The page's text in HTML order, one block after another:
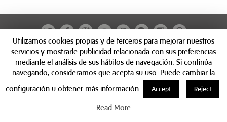
Utilizamos cookies propias y de terceros para mejorar nuestros
servicios y mostrarle publicidad relacionada con sus preferencias
mediante el análisis de sus hábitos de navegación. Si continúa
navegando, consideramos que acepta su uso. Puede cambiar la
configuración u obtener más información.
Accept Reject
Read More